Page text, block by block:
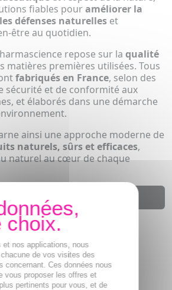
fiables pouraméliorer la
défenses naturelles et
être au quotidien.
repose sur la qualité
matières premières utilisées. Tous
fabriqués en France, selon des
sécurité et de conformité aux
et élaborés dans une démarche
ainsi une approche moderne de
naturels, sûrs et efficaces,
naturel au cœur de chaque
et nos applications, nous
de vos visites des
concernant. Ces données nous
vous proposer les offres et
pertinents pour vous, et de